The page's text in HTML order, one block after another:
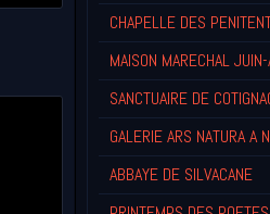
CHAPELLE DES
MAISON MARECHAL
SANCTUAIRE DE
GALERIE ARS NATURA A
ABBAYE DE SILVACANE